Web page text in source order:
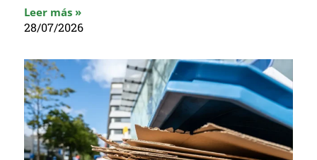
Leer más »
28/07/2026